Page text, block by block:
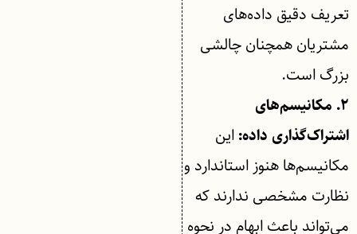
تعریف دقیق داده‌های
مشتریان همچنان چالشی
بزرگ است.
۲. مکانیسم‌های
اشتراک‌گذاری داده: این
مکانیسم‌ها هنوز استاندارد و
نظارت مشخصی ندارند که
می‌تواند باعث ابهام در نحوه